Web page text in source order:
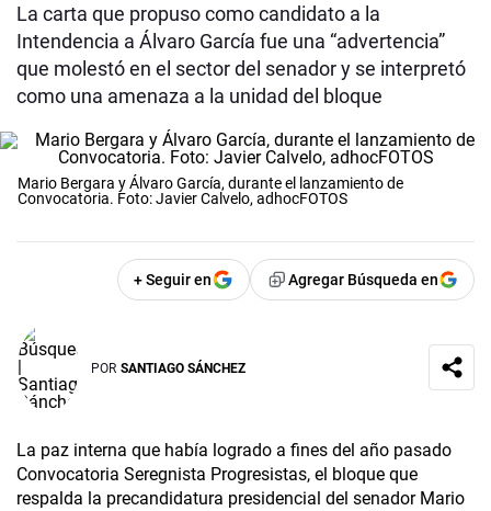
La carta que propuso como candidato a la
Intendencia a Álvaro García fue una “advertencia”
que molestó en el sector del senador y se interpretó
como una amenaza a la unidad del bloque
Mario Bergara y Álvaro García, durante el lanzamiento de
Convocatoria. Foto: Javier Calvelo, adhocFOTOS
+ Seguir en Agregar Búsqueda en
POR SANTIAGO SÁNCHEZ
La paz interna que había logrado a fines del año pasado
Convocatoria Seregnista Progresistas, el bloque que
respalda la precandidatura presidencial del senador Mario